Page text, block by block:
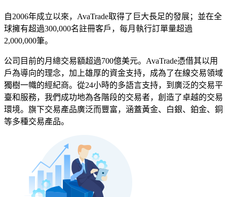
自2006年成立以來，AvaTrade取得了巨大長足的發展；並在全
球擁有超過300,000名註冊客戶，每月執行訂單量超過
2,000,000筆。
公司目前的月總交易額超過700億美元。AvaTrade憑借其以用
戶為導向的理念，加上雄厚的資金支持，成為了在線交易領域
獨樹一幟的經紀商。從24小時的多語言支持，到廣泛的交易平
臺和服務，我們成功地為各階段的交易者，創造了卓越的交易
環境。旗下交易產品廣泛而豐富，涵蓋黃金、白銀、鉑金、銅
等多種交易產品。